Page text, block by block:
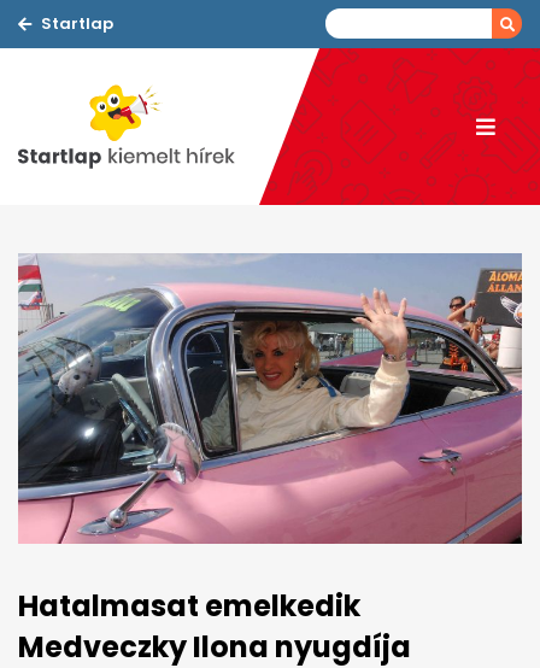
Startlap
Hatalmasat emelkedik
Medveczky Ilona nyugdíja